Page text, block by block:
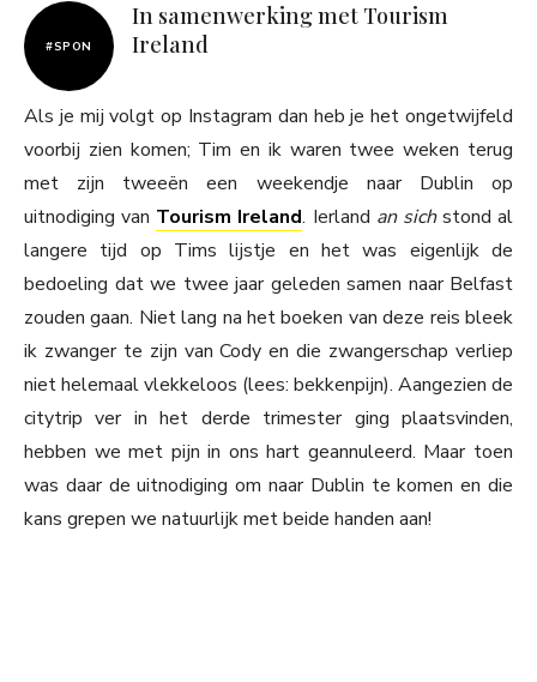
#SPON
In samenwerking met Tourism
Ireland
Als je mij volgt op Instagram dan heb je het ongetwijfeld
voorbij zien komen; Tim en ik waren twee weken terug
met zijn tweeën een weekendje naar Dublin op
uitnodiging van Tourism Ireland. Ierland an sichstond al
langere tijd op Tims lijstje en het was eigenlijk de
bedoeling dat we twee jaar geleden samen naar Belfast
zouden gaan. Niet lang na het boeken van deze reis bleek
ik zwanger te zijn van Cody en die zwangerschap verliep
niet helemaal vlekkeloos (lees: bekkenpijn). Aangezien de
citytrip ver in het derde trimester ging plaatsvinden,
hebben we met pijn in ons hart geannuleerd. Maar toen
was daar de uitnodiging om naar Dublin te komen en die
kans grepen we natuurlijk met beide handen aan!